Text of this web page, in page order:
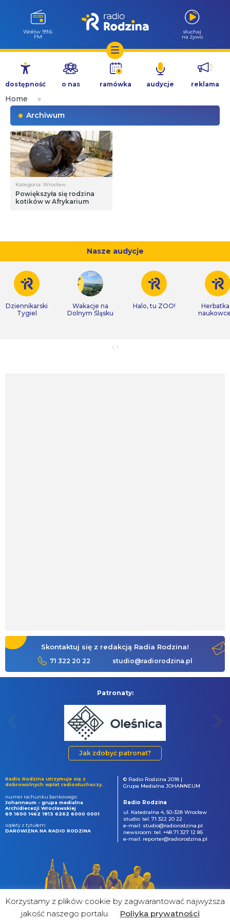
Przejdź
treści
Wołów 99.6
FM
słuchaj
na żywo
dostępność o nas ramówka audycje reklama
Home
»
Archiwum
Kategoria: Wrocław
Powiększyła się rodzina
kotików w Afrykarium
Nasze audycje
Dziennikarski
Tygiel
Wakacje na
Dolnym Śląsku
Halo, tu ZOO!
Skontaktuj się z redakcją Radia Rodzina!
71 322 20 22 studio@radiorodzina.pl
Patronaty:
Jak zdobyć patronat?
Radio Rodzina utrzymuje się z
dobrowolnych wpłat radiosłuchaczy.
numer rachunku bankowego:
Johanneum - grupa medialna
Archidiecezji Wrocławskiej
69 1600 1462 1813 6262 6000 0001
wpłaty z tytułem:
DAROWIZNA NA RADIO RODZINA
© Radio Rodzina 2018 |
Grupa Medialna JOHANNEUM
Radio Rodzina
ul. Katedralna 4, 50-328 Wrocław
studio: tel. 71 322 20 22
e-mail: studio@radiorodzina.pl
newsroom: tel. +48 71 327 12 85
e-mail: reporter@radiorodzina.pl
Korzystamy z plików cookie by zagwarantować najwyższa
jakość naszego portalu
Poliyka prywatności